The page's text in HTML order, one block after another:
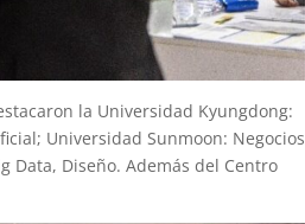
la Universidad Kyungdong:
Universidad Sunmoon: Negocios
Data, Diseño. Además del Centro